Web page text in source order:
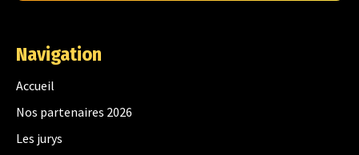
Navigation
Accueil
Nos partenaires 2026
Les jurys